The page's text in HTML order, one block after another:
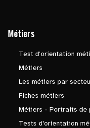
Métiers
Test d'orientation
Métiers
Les métiers par
Fiches métiers
Métiers - Portraits de
Tests d'orientation